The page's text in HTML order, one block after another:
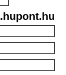
.hupont.hu